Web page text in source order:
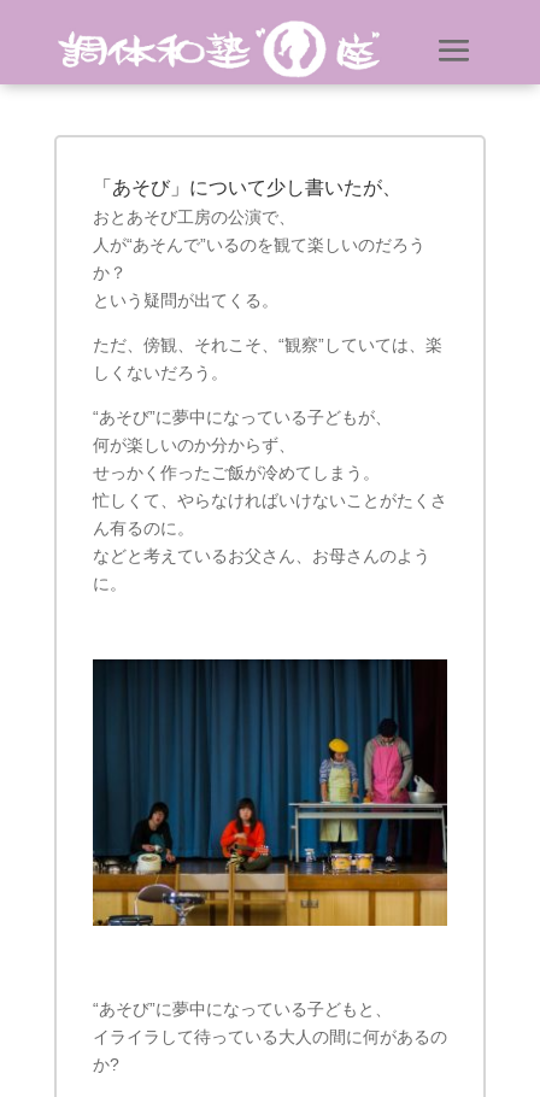
「あそび」について少し書いたが、
おとあそび工房の公演で、
人が“あそんで”いるのを観て楽しいのだろう
か？
という疑問が出てくる。
ただ、傍観、それこそ、“観察”していては、楽
しくないだろう。
“あそび”に夢中になっている子どもが、
何が楽しいのか分からず、
せっかく作ったご飯が冷めてしまう。
忙しくて、やらなければいけないことがたくさ
ん有るのに。
などと考えているお父さん、お母さんのよう
に。
“あそび”に夢中になっている子どもと、
イライラして待っている大人の間に何があるの
か?